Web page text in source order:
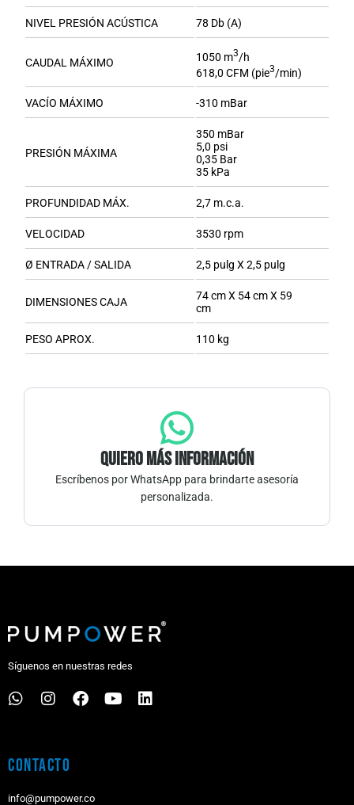
NIVEL PRESIÓN ACÚSTICA 78 Db (A)
CAUDAL MÁXIMO 1050 m3/h
618,0 CFM (pie3/min)
VACÍO MÁXIMO -310 mBar
PRESIÓN MÁXIMA
350 mBar
5,0 psi
0,35 Bar
35 kPa
PROFUNDIDAD MÁX. 2,7 m.c.a.
VELOCIDAD 3530 rpm
Ø ENTRADA / SALIDA 2,5 pulg X 2,5 pulg
DIMENSIONES CAJA
74 cm X 54 cm X 59
cm
PESO APROX. 110 kg
Quiero más información
Escríbenos por WhatsApp para brindarte asesoría
personalizada.
Síguenos en nuestras redes
Contacto
info@pumpower.co